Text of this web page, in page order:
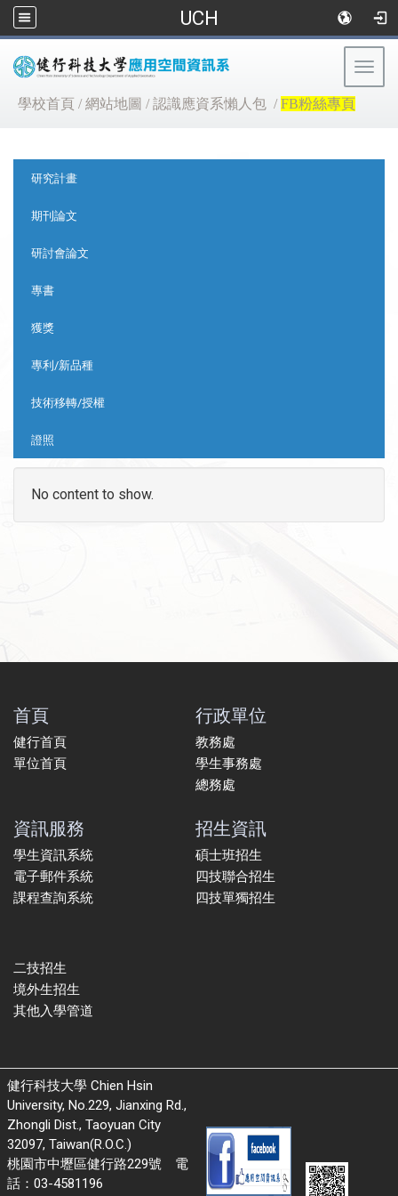
UCH
學校首頁 /網站地圖 /認識應資系懶人包 /FB粉絲專頁
研究計畫
期刊論文
研討會論文
專書
獲獎
專利/新品種
技術移轉/授權
證照
No content to show.
首頁
健行首頁
單位首頁
行政單位
教務處
學生事務處
總務處
資訊服務
學生資訊系統
電子郵件系統
課程查詢系統
招生資訊
碩士班招生
四技聯合招生
四技單獨招生
二技招生
境外生招生
其他入學管道
健行科技大學 Chien Hsin
University, No.229, Jianxing Rd.,
Zhongli Dist., Taoyuan City
32097, Taiwan(R.O.C.)
桃園市中壢區健行路229號 電
話：03-4581196